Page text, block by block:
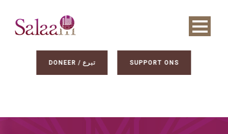
DONEER / تبرع SUPPORT ONS